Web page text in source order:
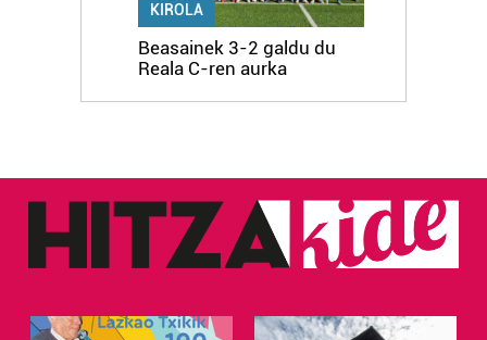
KIROLA
Beasainek 3-2 galdu du
Reala C-ren aurka